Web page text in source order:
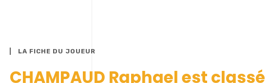
LA FICHE DU JOUEUR
CHAMPAUD Raphael est classé